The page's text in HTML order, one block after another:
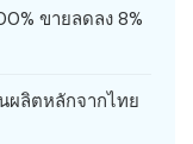
ขายลดลง 8%
ผลิตหลักจากไทย